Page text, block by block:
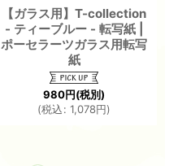
【ガラス用】T-collection
- ティーブルー - 転写紙 |
ポーセラーツガラス用転写
紙
980円(税別)
(税込: 1,078円)